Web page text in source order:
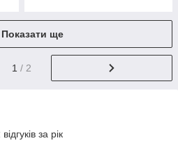
Показати ще
1 / 2
за рік